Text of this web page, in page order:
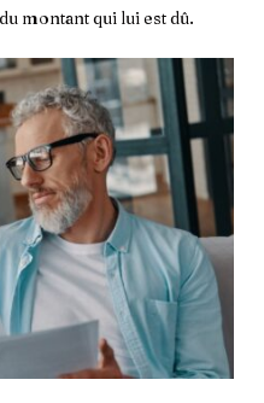
du montant qui lui est dû.